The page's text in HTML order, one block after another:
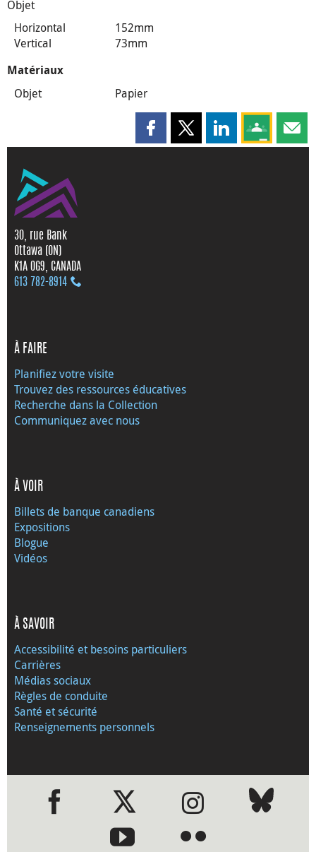
Objet
Horizontal
152mm
Vertical
73mm
Matériaux
Objet Papier
Partager cette page sur
Partager cette page sur X
Partager cette
Partagez
30, rue Bank
Ottawa (ON)
K1A 0G9, CANADA
613 782‑8914
À FAIRE
Planifiez votre visite
Trouvez des ressources éducatives
Recherche dans la Collection
Communiquez avec nous
À VOIR
Billets de banque canadiens
Expositions
Blogue
Vidéos
À SAVOIR
Accessibilité et besoins particuliers
Carrières
Médias sociaux
Règles de conduite
Santé et sécurité
Renseignements personnels
●●